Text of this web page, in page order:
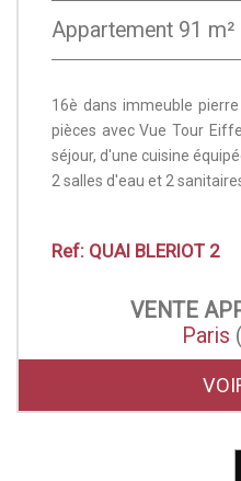
Appartement 91
16è dans immeuble
pièces avec Vue Tour
séjour, d'une cuisine
2 salles d'eau et 2
Ref: QUAI BLERIOT 2
VENTE
Paris